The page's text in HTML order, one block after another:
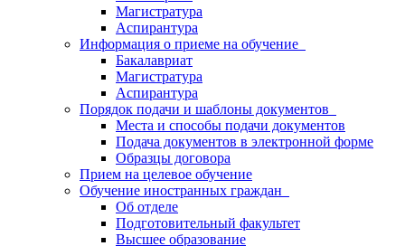
Магистратура
Аспирантура
Информация о приеме на обучение
Бакалавриат
Магистратура
Аспирантура
Порядок подачи и шаблоны документов
Места и способы подачи документов
Подача документов в электронной форме
Образцы договора
Прием на целевое обучение
Обучение иностранных граждан
Об отделе
Подготовительный факультет
Высшее образование